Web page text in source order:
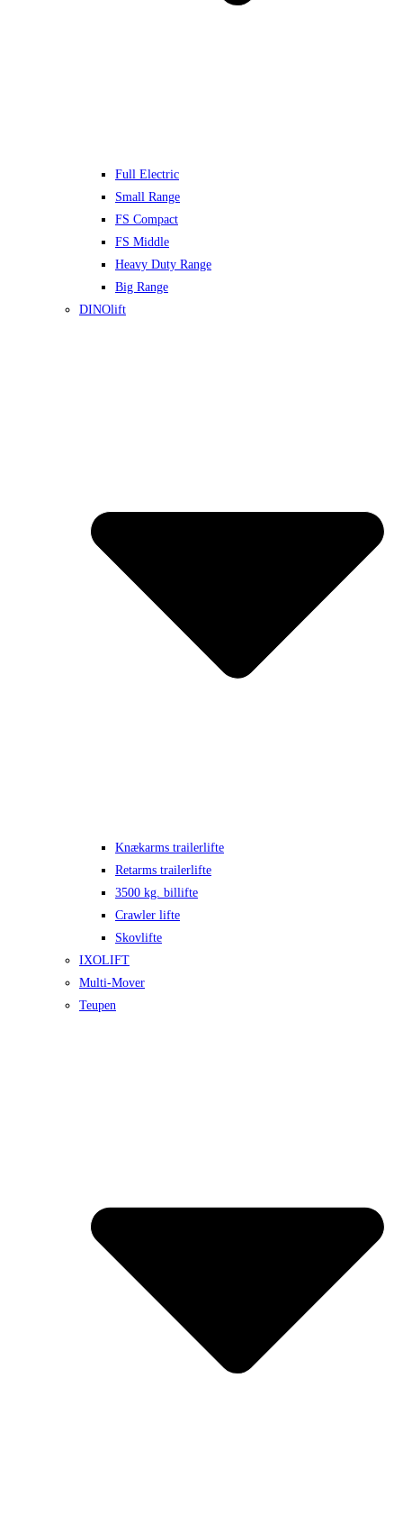
Full Electric
Small Range
FS Compact
FS Middle
Heavy Duty Range
Big Range
DINOlift
Knækarms trailerlifte
Retarms trailerlifte
3500 kg. billifte
Crawler lifte
Skovlifte
IXOLIFT
Multi-Mover
Teupen